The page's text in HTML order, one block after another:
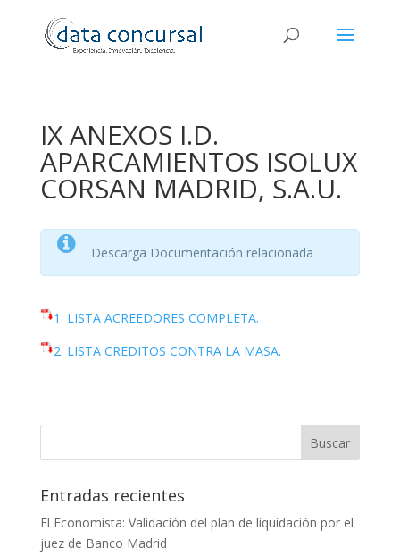
IX ANEXOS I.D.
APARCAMIENTOS ISOLUX
CORSAN MADRID, S.A.U.
Descarga Documentación relacionada
1. LISTA ACREEDORES COMPLETA.
2. LISTA CREDITOS CONTRA LA MASA.
Entradas recientes
El Economista: Validación del plan de liquidación por el
juez de Banco Madrid